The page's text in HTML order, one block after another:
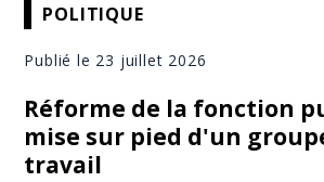
POLITIQUE
Publié le 23 juillet 2026
Réforme de la fonction
mise sur pied d'un
travail